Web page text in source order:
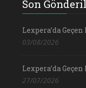
Son
Lexpera’da
03/08/2026
Lexpera’da
27/07/2026